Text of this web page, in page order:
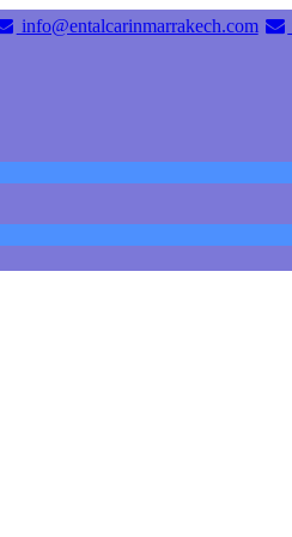
info@entalcarinmarrakech.com